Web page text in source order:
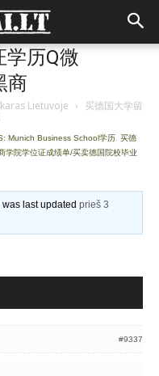
学历Q微
商
Lietuvoje › 买德国大学留
Munich Business School学历 买德
学院学位证成绩单/买卖德国院校毕业
was last updatedprieš 3
#9337